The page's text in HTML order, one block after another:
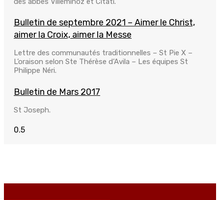
Bulletin de septembre 2021 – Aimer le Christ,
aimer la Croix, aimer la Messe
Lettre des communautés traditionnelles – St Pie X –
L’oraison selon Ste Thérèse d’Avila – Les équipes St
Philippe Néri.
Bulletin de Mars 2017
St Joseph.